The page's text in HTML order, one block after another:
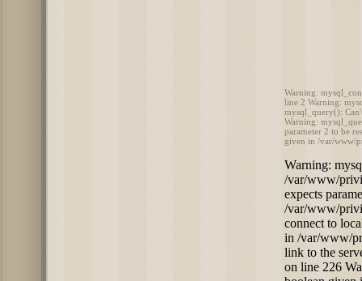
Warning:
line 2 Warning:
mysql_query():
Warning:
parameter 2 to be
given in /var/www/
Warning:
/var/www/
expects
/var/www/
connect to
in /var/www/
link to the
on line 226